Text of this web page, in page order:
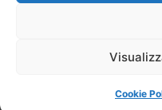
Cookie
Copyright © 2026